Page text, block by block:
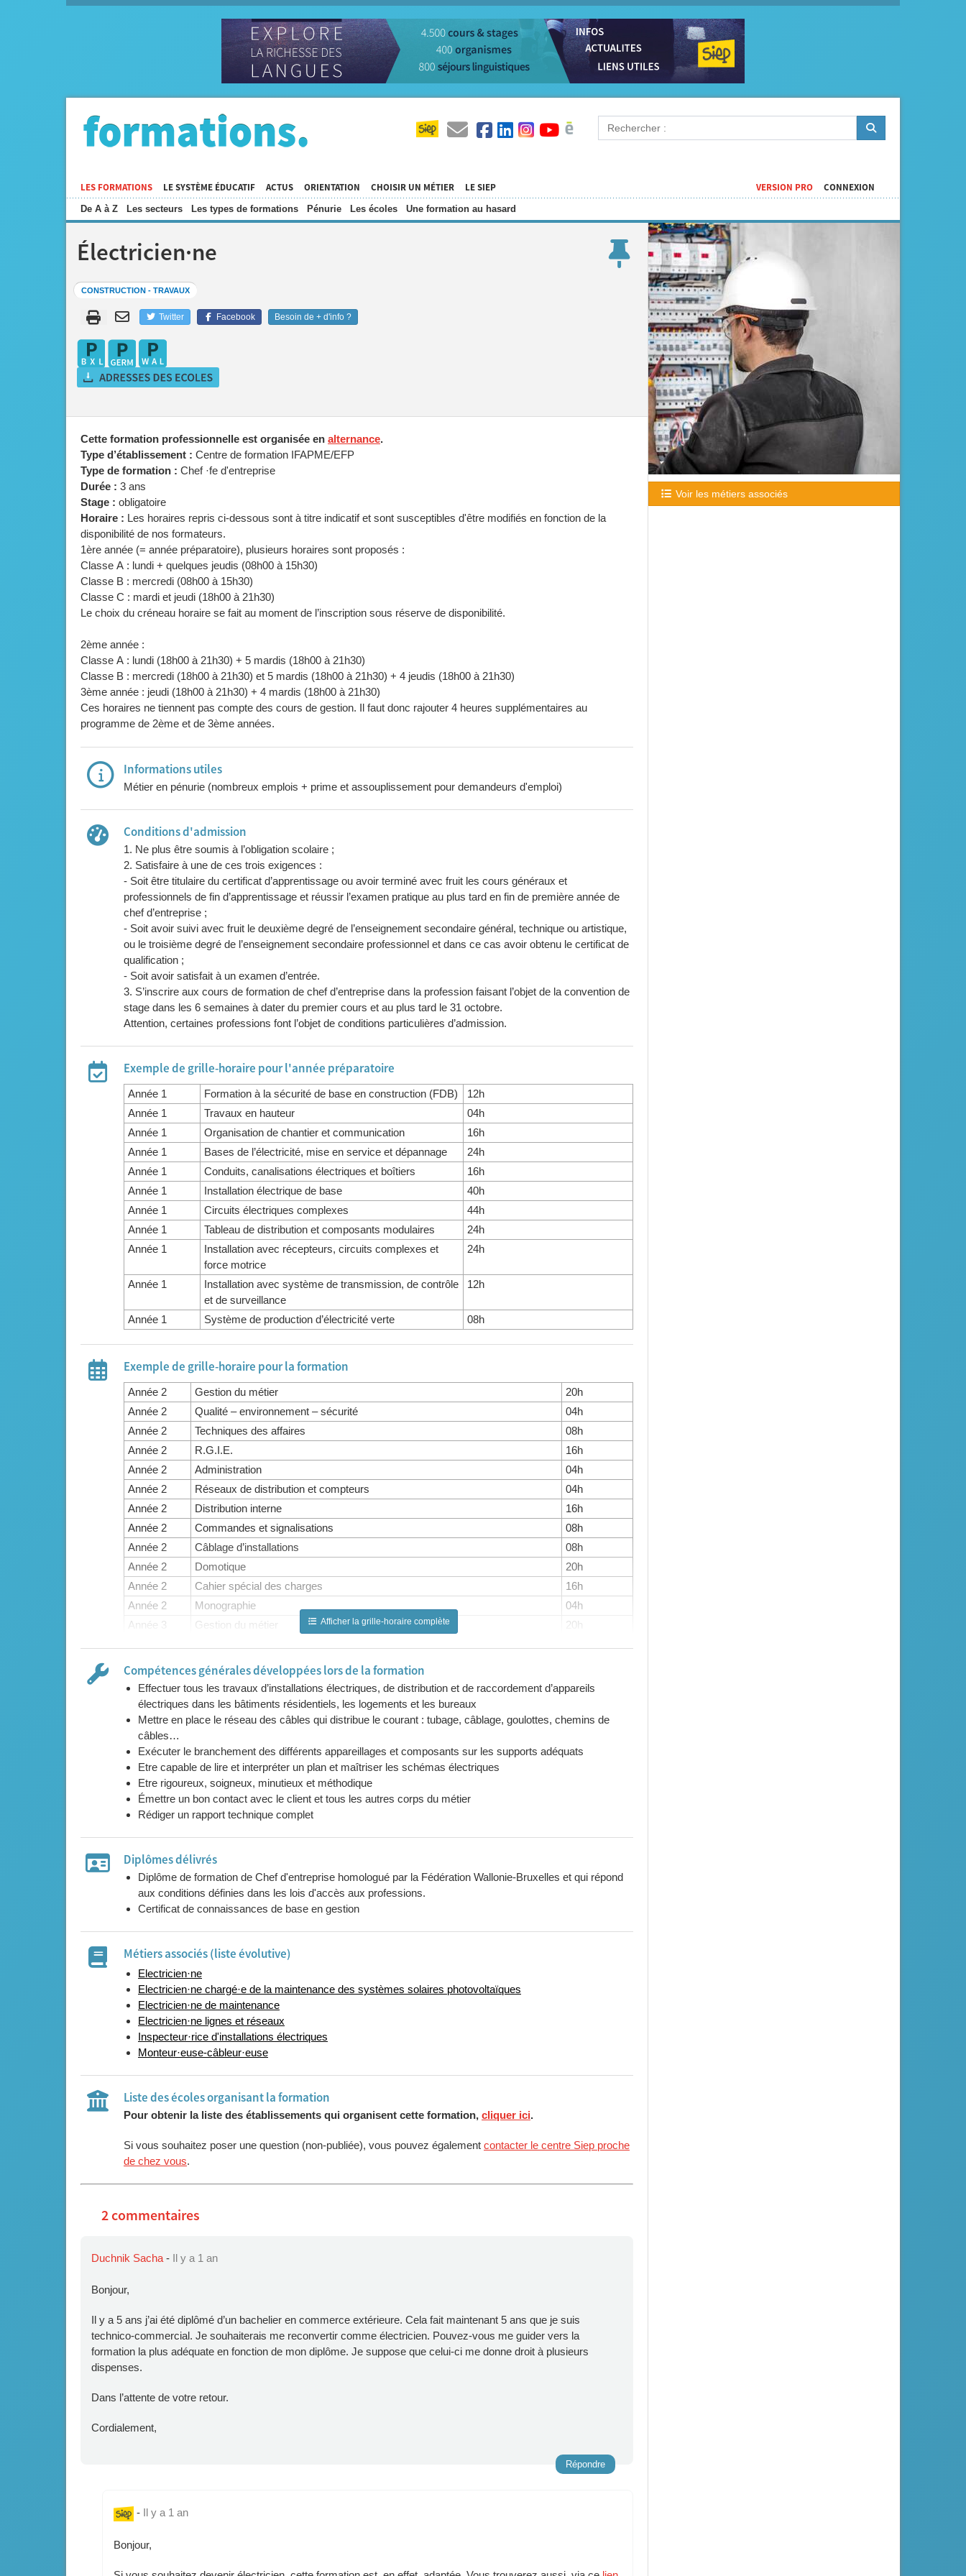
LES FORMATIONS
De A à Z Les secteurs Les types de formations Pénurie Les écoles Une formation au hasard
LE SYSTÈME ÉDUCATIF ACTUS ORIENTATION CHOISIR UN MÉTIER LE SIEP CONNEXION
VERSION PRO
Électricien·ne
CONSTRUCTION - TRAVAUX
Twitter Facebook Besoin de + d'info ?
Cette formation professionnelle est organisée en alternance.
Type d’établissement : Centre de formation IFAPME/EFP
Type de formation : Chef ·fe d'entreprise
Durée : 3 ans
Stage : obligatoire
Horaire : Les horaires repris ci-dessous sont à titre indicatif et sont susceptibles d'être modifiés en fonction de la
disponibilité de nos formateurs.
1ère année (= année préparatoire), plusieurs horaires sont proposés :
Classe A : lundi + quelques jeudis (08h00 à 15h30)
Classe B : mercredi (08h00 à 15h30)
Classe C : mardi et jeudi (18h00 à 21h30)
Le choix du créneau horaire se fait au moment de l’inscription sous réserve de disponibilité.
2ème année :
Classe A : lundi (18h00 à 21h30) + 5 mardis (18h00 à 21h30)
Classe B : mercredi (18h00 à 21h30) et 5 mardis (18h00 à 21h30) + 4 jeudis (18h00 à 21h30)
3ème année : jeudi (18h00 à 21h30) + 4 mardis (18h00 à 21h30)
Ces horaires ne tiennent pas compte des cours de gestion. Il faut donc rajouter 4 heures supplémentaires au
programme de 2ème et de 3ème années.
Informations utiles
Métier en pénurie (nombreux emplois + prime et assouplissement pour demandeurs d'emploi)
Conditions d'admission
1. Ne plus être soumis à l’obligation scolaire ;
2. Satisfaire à une de ces trois exigences :
- Soit être titulaire du certificat d’apprentissage ou avoir terminé avec fruit les cours généraux et
professionnels de fin d’apprentissage et réussir l’examen pratique au plus tard en fin de première année de
chef d’entreprise ;
- Soit avoir suivi avec fruit le deuxième degré de l’enseignement secondaire général, technique ou artistique,
ou le troisième degré de l’enseignement secondaire professionnel et dans ce cas avoir obtenu le certificat de
qualification ;
- Soit avoir satisfait à un examen d’entrée.
3. S’inscrire aux cours de formation de chef d’entreprise dans la profession faisant l’objet de la convention de
stage dans les 6 semaines à dater du premier cours et au plus tard le 31 octobre.
Attention, certaines professions font l’objet de conditions particulières d’admission.
Exemple de grille-horaire pour l'année préparatoire
Année 1 Formation à la sécurité de base en construction (FDB)
12h
Année 1
Travaux en hauteur
04h
Année 1
Organisation de chantier et communication
16h
Année 1
Bases de l’électricité, mise en service et dépannage
24h
Année 1
Conduits, canalisations électriques et boîtiers
16h
Année 1
Installation électrique de base
40h
Année 1
Circuits électriques complexes
44h
Année 1
Tableau de distribution et composants modulaires
24h
Année 1
Installation avec récepteurs, circuits complexes et
force motrice
24h
Année 1
Installation avec système de transmission, de contrôle
et de surveillance
12h
Année 1 Système de production d’électricité verte 08h
Exemple de grille-horaire pour la formation
Année 2 Gestion du métier
20h
Année 2
Qualité – environnement – sécurité
04h
Année 2
Techniques des affaires
08h
Année 2
R.G.I.E.
16h
Année 2
Administration
04h
Année 2
Réseaux de distribution et compteurs
04h
Année 2
Distribution interne
16h
Année 2
Commandes et signalisations
08h
Année 2
Câblage d’installations
08h
Année 2
Domotique
20h
Année 2
Cahier spécial des charges
16h
Année 2
Monographie
04h
Année 3
Gestion du métier
20h
Année 3
R.G.I.E.
Année 3
Administration
Année 3
Réseaux de distribution et compteurs
Année 3
Distribution
16h
Année 3
Année 3
Eclairage
Année 3
Câblage d’installations
Année 3
Chauffage électrique
Année 3
Détections
Année 3
Cahier spécial des charges
08h
Année 3
Monographie
Cours de gestion réparties sur les 2 dernières années
160h
Afficher la grille-horaire complète
Compétences générales développées lors de la formation
Effectuer tous les travaux d’installations électriques, de distribution et de raccordement d’appareils
électriques dans les bâtiments résidentiels, les logements et les bureaux
Mettre en place le réseau des câbles qui distribue le courant : tubage, câblage, goulottes, chemins de
câbles…
Exécuter le branchement des différents appareillages et composants sur les supports adéquats
Etre capable de lire et interpréter un plan et maîtriser les schémas électriques
Etre rigoureux, soigneux, minutieux et méthodique
Émettre un bon contact avec le client et tous les autres corps du métier
Rédiger un rapport technique complet
Diplômes délivrés
Diplôme de formation de Chef d'entreprise homologué par la Fédération Wallonie-Bruxelles et qui répond
aux conditions définies dans les lois d'accès aux professions.
Certificat de connaissances de base en gestion
Métiers associés (liste évolutive)
Electricien·ne
Electricien·ne chargé·e de la maintenance des systèmes solaires photovoltaïques
Electricien·ne de maintenance
Electricien·ne lignes et réseaux
Inspecteur·rice d'installations électriques
Monteur·euse-câbleur·euse
Liste des écoles organisant la formation
Pour obtenir la liste des établissements qui organisent cette formation, cliquer ici.
Si vous souhaitez poser une question (non-publiée), vous pouvez également contacter le centre Siep proche
de chez vous.
2 commentaires
Duchnik Sacha - Il y a 1 an
Bonjour,
Il y a 5 ans j’ai été diplômé d’un bachelier en commerce extérieure. Cela fait maintenant 5 ans que je suis
technico-commercial. Je souhaiterais me reconvertir comme électricien. Pouvez-vous me guider vers la
formation la plus adéquate en fonction de mon diplôme. Je suppose que celui-ci me donne droit à plusieurs
dispenses.
Dans l’attente de votre retour.
Cordialement,
Répondre
- Il y a 1 an
Bonjour,
Voir les métiers associés